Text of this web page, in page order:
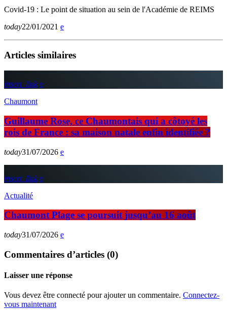
Covid-19 : Le point de situation au sein de l'Académie de REIMS
today22/01/2021
Articles similaires
insert_link
Chaumont
Guillaume Rose, ce Chaumontais qui a côtoyé les
rois de France : sa maison natale enfin identifiée ?
today31/07/2026
insert_link
Actualité
Chaumont Plage se poursuit jusqu’au 16 août
today31/07/2026
Commentaires d’articles (0)
Laisser une réponse
Vous devez être connecté pour ajouter un commentaire. Connectez-
vous maintenant